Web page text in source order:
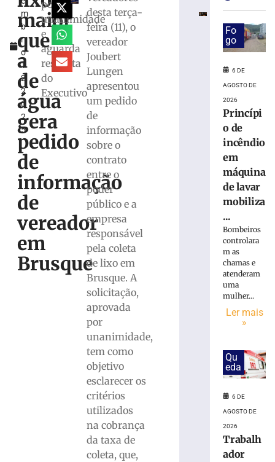
m
b
r
o
1
2,
2
0
2
5
maior
que
a
de
água
gera
pedido
de
informação
de
vereador
em
Brusque
por
unanimidade
e
aguarda
resposta
do
Executivo
desta terça-
feira (11), o
vereador
Joubert
Lungen
apresentou
um pedido
de
informação
sobre o
contrato
entre o
poder
público e a
empresa
responsável
pela coleta
de lixo em
Brusque. A
solicitação,
aprovada
por
unanimidade,
tem como
objetivo
esclarecer os
critérios
utilizados
na cobrança
da taxa de
coleta, que,
Marco
Buzzi
perda
cargo
infrações
disciplinares
homologa
candidaturas
Jucineia
Ribeiro
Deputada
Estadual
Vagner
Deputado
Federal
Fo
go
6 DE
AGOSTO DE
2026
Princípi
o de
incêndio
em
máquina
de lavar
mobiliza
...
Bombeiros
controlara
m as
chamas e
atenderam
uma
mulher...
Ler mais
»
Qu
eda
6 DE
AGOSTO DE
2026
Trabalh
ador